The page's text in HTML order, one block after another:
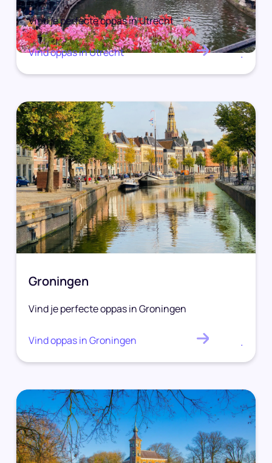
Vind je perfecte oppas in Utrecht
Vind oppas in Utrecht .
Groningen
Vind je perfecte oppas in Groningen
Vind oppas in Groningen .